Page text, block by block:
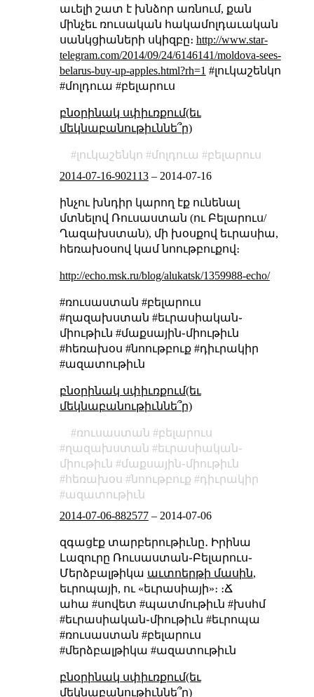
աւելի շատ է խնձոր առնում, քան
մինչեւ ռուսական հակամոլդաւական
սանկցիաների սկիզբը։ http://www.star-
telegram.com/2014/09/24/6146141/moldova-sees-
belarus-buy-up-apples.html?rh=1 #լուկաշենկո
#մոլդուա #բելարուս
բնօրինակ սփիւռքում(եւ
մեկնաբանութիւննե՞ր)
լուկաշենկո մոլդուա
բելարուս
2014-07-16-902113– 2014-07-16
ինչու խնդիր կարող էք ունենալ
մտնելով Ռուսաստան (ու Բելարուս/
Ղազախստան), մի խօսքով եւրասիա,
հեռախօսով կամ նոութբուքով։
http://echo.msk.ru/blog/alukatsk/1359988-echo/
#ռուսաստան #բելարուս
#ղազախստան #եւրասիական֊
միութիւն #մաքսային֊միութիւն
#հեռախօս #նոութբուք #դիւրակիր
#ազատութիւն
բնօրինակ սփիւռքում(եւ
մեկնաբանութիւննե՞ր)
ռուսաստան
բելարուս
ղազախստան
եւրասիական֊
միութիւն
մաքսային֊միութիւն
հեռախօս
նոութբուք
դիւրակիր
ազատութիւն
2014-07-06-882577– 2014-07-06
զգացէք տարբերութիւնը․ Իրինա
Լազուրը Ռուսաստան֊Բելարուս֊
Մերձբալթիկա աւտոերթի մասին,
եւրոպայի, ու «եւրասիայի»։ ։Ճ
ահա #սովետ #պատմութիւն #խսհմ
#եւրասիական֊միութիւն #եւրոպա
#ռուսաստան #բելարուս
#մերձբալթիկա #ազատութիւն
բնօրինակ սփիւռքում(եւ
մեկնաբանութիւննե՞ր)